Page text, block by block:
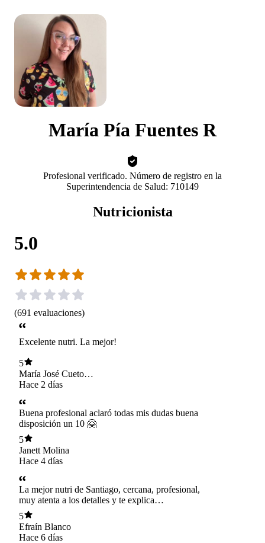
María Pía Fuentes R
Profesional verificado. Número de registro en la
Superintendencia de Salud: 710149
Nutricionista
5.0
(691 evaluaciones)
Excelente nutri. La mejor!
5
María José Cueto
Riquelme
Hace 2 días
Buena profesional aclaró todas mis dudas buena
disposición un 10 🤗
5
Janett Molina
Hace 4 días
La mejor nutri de Santiago, cercana, profesional,
muy atenta a los detalles y te explica
absolutamente todo. Una de las artífices de mi
cambio de vida !
5
Efraín Blanco
Hace 6 días